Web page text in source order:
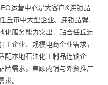
运营中心是大客户&连锁品
丘市中大型企业、连锁品牌，
化服务能力突出，贴合任丘连
企业、规模电商企业需求，
配本地石油化工制品连锁企
牌需求，兼顾内销与外贸推广
求。